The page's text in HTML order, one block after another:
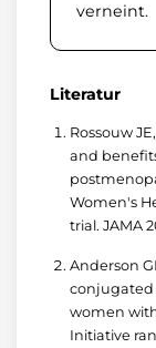
verneint.
Literatur
Rossouw
and
Women's
trial. JAMA
Anderson
conjugated
women
Initiative